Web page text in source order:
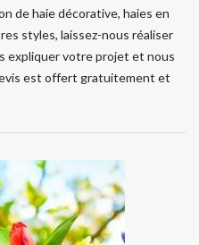
de haie décorative, haies en
styles, laissez-nous réaliser
expliquer votre projet et nous
est offert gratuitement et